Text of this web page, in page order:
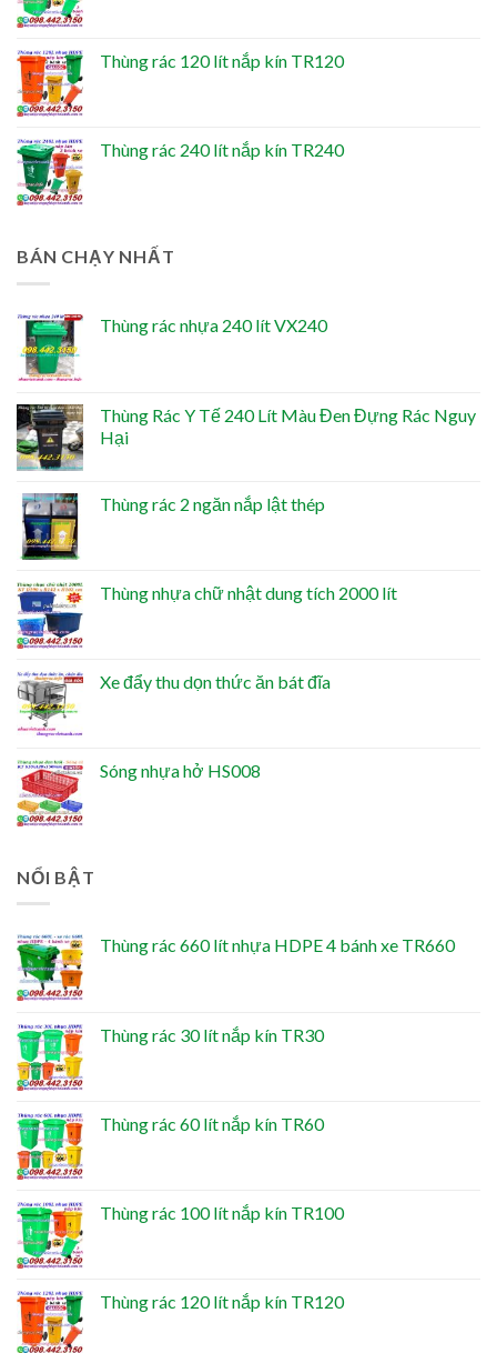
Thùng rác 120 lít nắp kín TR120
Thùng rác 240 lít nắp kín TR240
BÁN CHẠY NHẤT
Thùng rác nhựa 240 lít VX240
Thùng Rác Y Tế 240 Lít Màu Đen Đựng Rác Nguy
Hại
Thùng rác 2 ngăn nắp lật thép
Thùng nhựa chữ nhật dung tích 2000 lít
Xe đẩy thu dọn thức ăn bát đĩa
Sóng nhựa hở HS008
NỔI BẬT
Thùng rác 660 lít nhựa HDPE 4 bánh xe TR660
Thùng rác 30 lít nắp kín TR30
Thùng rác 60 lít nắp kín TR60
Thùng rác 100 lít nắp kín TR100
Thùng rác 120 lít nắp kín TR120